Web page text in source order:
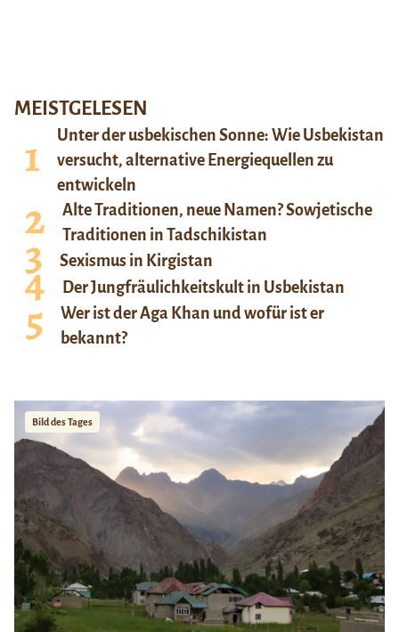
MEISTGELESEN
Unter der usbekischen Sonne: Wie Usbekistan
versucht, alternative Energiequellen zu
entwickeln
Alte Traditionen, neue Namen? Sowjetische
Traditionen in Tadschikistan
Sexismus in Kirgistan
Der Jungfräulichkeitskult in Usbekistan
Wer ist der Aga Khan und wofür ist er
bekannt?
Bild des Tages